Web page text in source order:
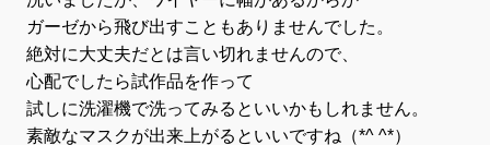
ガーゼから飛び出すこともありませんでした。
絶対に大丈夫だとは言い切れませんので、
心配でしたら試作品を作って
試しに洗濯機で洗ってみるといいかもしれません。
素敵なマスクが出来上がるといいですね（*^ ^*）